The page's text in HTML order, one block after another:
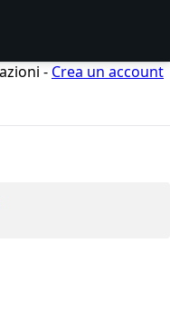
- Crea un account